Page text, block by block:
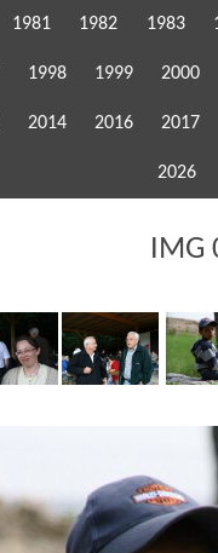
1981 1982 1983
1998 1999 2000
2014 2016 2017
2026
IMG